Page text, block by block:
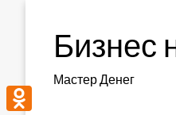
содержимомуБизнес
Мастер Денег